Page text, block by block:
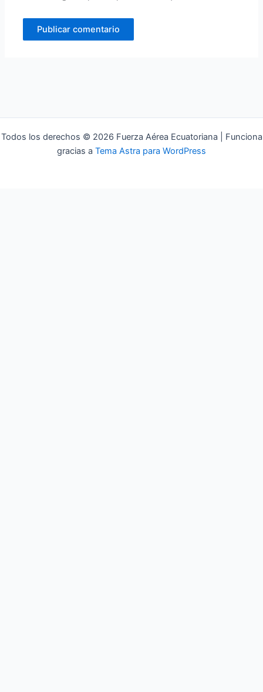
Todos los derechos © 2026 Fuerza Aérea Ecuatoriana | Funciona
gracias a Tema Astra para WordPress